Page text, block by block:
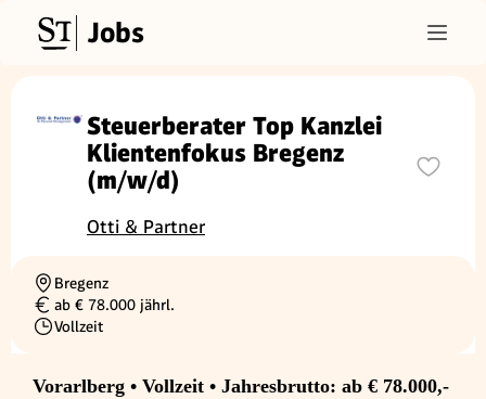
Jobs
Steuerberater Top Kanzlei
Klientenfokus Bregenz
(m/w/d)
Otti & Partner
Ortschaft
Bregenz
Gehalt
ab € 78.000 jährl.
Beschäftigungsart
Vollzeit
Vorarlberg • Vollzeit • Jahresbrutto: ab € 78.000,-